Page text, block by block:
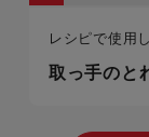
レシピで使用
取っ手のと